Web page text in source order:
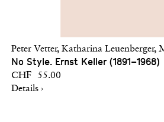
Peter Vetter, Katharina Leuenberger,
No Style. Ernst Keller (1891–1968)
CHF 55.00
Details ›